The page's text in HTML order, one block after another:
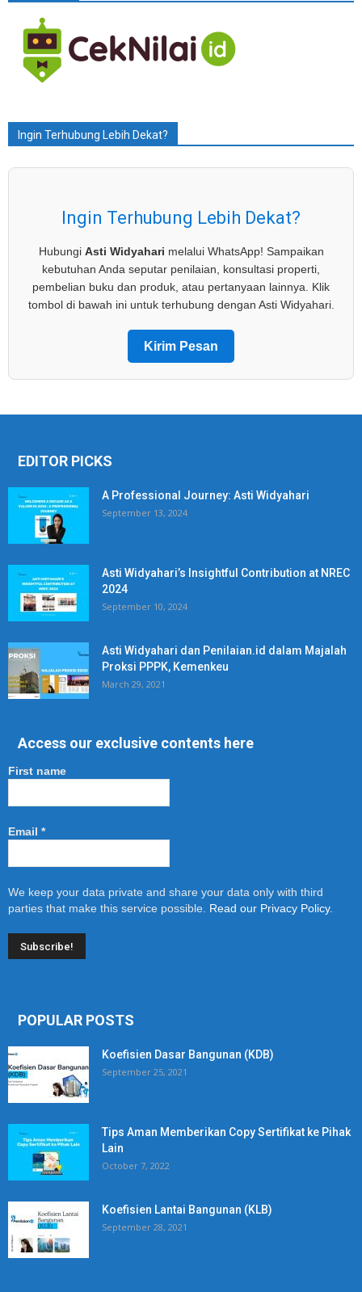
Ingin Terhubung Lebih Dekat?
Ingin Terhubung Lebih Dekat?
Hubungi Asti Widyahari melalui WhatsApp! Sampaikan
kebutuhan Anda seputar penilaian, konsultasi properti,
pembelian buku dan produk, atau pertanyaan lainnya. Klik
tombol di bawah ini untuk terhubung dengan Asti Widyahari.
Kirim Pesan
EDITOR PICKS
A Professional Journey: Asti Widyahari
September 13, 2024
Asti Widyahari’s Insightful Contribution at NREC
2024
September 10, 2024
Asti Widyahari dan Penilaian.id dalam Majalah
Proksi PPPK, Kemenkeu
March 29, 2021
Access our exclusive contents here
First name
Email *
We keep your data private and share your data only with third
parties that make this service possible. Read our Privacy Policy.
POPULAR POSTS
Koefisien Dasar Bangunan (KDB)
September 25, 2021
Tips Aman Memberikan Copy Sertifikat ke Pihak
Lain
October 7, 2022
Koefisien Lantai Bangunan (KLB)
September 28, 2021